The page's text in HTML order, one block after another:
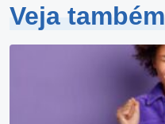
Veja também